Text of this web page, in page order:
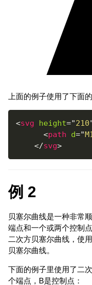
上面的例子使用了下面
<svg height="210
<path d="
</svg>
例 2
贝塞尔曲线是一种非常
端点和一个或两个控制
二次方贝塞尔曲线，使
贝塞尔曲线。
下面的例子里使用了二
个端点，B是控制点：